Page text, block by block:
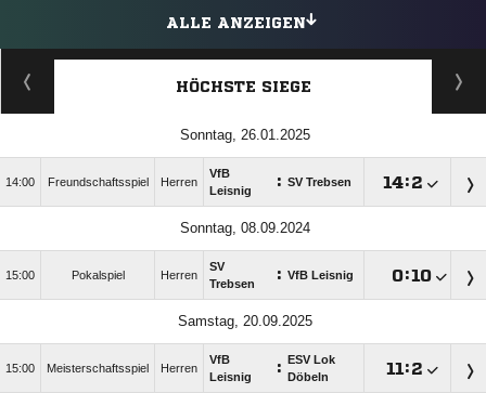
ALLE ANZEIGEN
HÖCHSTE SIEGE
Sonntag, 26.01.2025
14:00 Freundschaftsspiel Herren
VfB
Leisnig
: SV Trebsen :
Sonntag, 08.09.2024
15:00 Pokalspiel Herren
SV
Trebsen
: VfB Leisnig :
Samstag, 20.09.2025
15:00 Meisterschaftsspiel Herren
VfB
Leisnig
:
ESV Lok
Döbeln
: